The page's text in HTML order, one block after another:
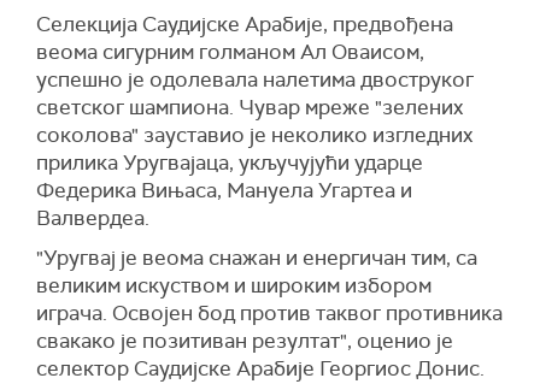
Селекција Саудијске Арабије, предвођена
веома сигурним голманом Ал Оваисом,
успешно је одолевала налетима двоструког
светског шампиона. Чувар мреже "зелених
соколова" зауставио је неколико изгледних
прилика Уругвајаца, укључујући ударце
Федерика Вињаса, Мануела Угартеа и
Валвердеа.
"Уругвај је веома снажан и енергичан тим, са
великим искуством и широким избором
играча. Освојен бод против таквог противника
свакако је позитиван резултат", оценио је
селектор Саудијске Арабије Георгиос Донис.